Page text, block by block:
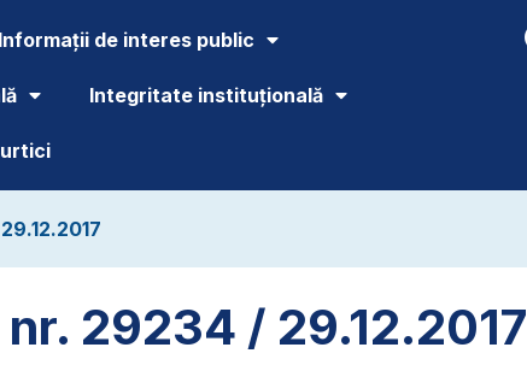
Informații de interes public
Integritate instituțională
29234 / 29.12.2017